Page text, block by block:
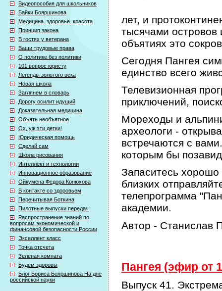
Видеопособия для школьников
Байки Бояршинова
Медицина. здоровье. красота
Принцип закона
В гостях у ветерана
Ваши трудовые права
О политике без политики
101 вопрос юристу
Легенды золотого века
Новая школа
Заглянем в словарь
Дорогу осилит идущий
Доказательная медицина
Объять необъятное
Ох, уж эти детки!
Юридическая помощь
Сделай сам
Школа рисования
Интеллект и технологии
Инновационное образование
Ойкумена Федора Конюхова
В контакте со здоровьем
Перечитывая Боткина
Пилотные выпуски передач
Распространение знаний по
вопросам экономической и
финансовой безопасности России
Экселлент класс
Точка отсчета
Зеленая комната
Будем здоровы
Блог Бориса Бояршинова На дне
российской науки
лет, и
тысячами островов
объятиях это
Сегодня Пангея
единство всего
Телевизионная
приключений,
Мореходы и
археологи -
встречаются с
которым бы
Запаситесь
близких
телепрограмма
академии.
Автор -
Пангея (эфир от
Выпуск 41.